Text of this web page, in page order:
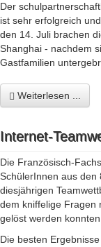
Der
ist sehr erfolgreich
den 14. Juli brachen
Shanghai - nachdem
Gastfamilien
Weiterlesen ...
Internet-
Die Französisch-
SchülerInnen aus den
diesjährigen
dem kniffelige Fragen
gelöst werden konnten.
Die besten